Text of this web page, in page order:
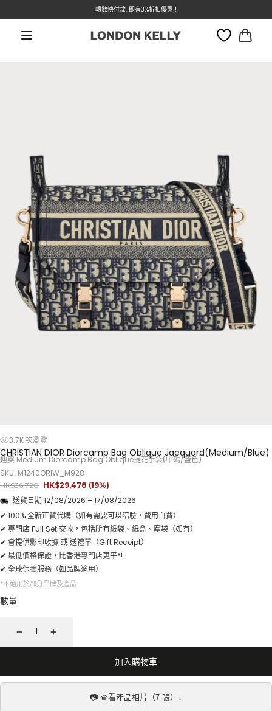
本週特價 - Dior 低至7折
轉數快付款, 即有3%折扣優惠!!
3.7K 次瀏覽
CHRISTIAN DIOR Diorcamp Bag Oblique Jacquard(Medium/Blue)
迪奧 Medium Diorcamp Bag Oblique提花手袋(中碼/藍色)
SKU: M1240ORIW_M928
正
價
格
HK$36,720 銷
價
格
HK$29,478 (19%)
送貨日期 12/08/2026 –17/08/2026
✔ 100% 全新正貨代購（如有需要可以陪驗，費用自費）
✔ 專門店 Full Set 交收，包括所有紙袋、紙盒、塵袋（如有）
✔ 會提供影印收據 或 送禮單（Gift Receipt）
✔ 最低價格保證，比香港專門店更平*!
✔ 全球保養服務（如品牌適用）
*不適用於部分品牌及產品
數量
少
增
加
加入購物車
📷 查看產品相片（7 張）↓